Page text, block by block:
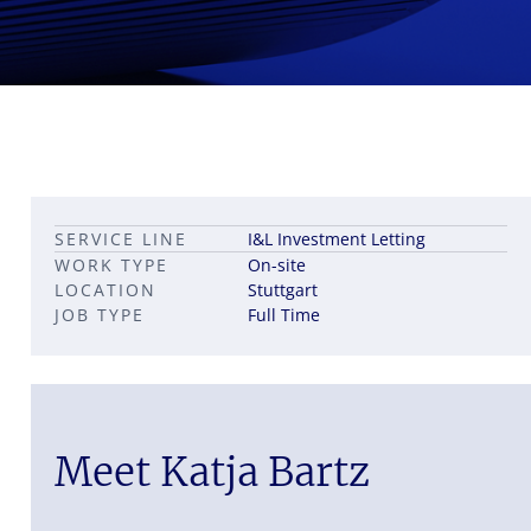
Career pathways in property
Leadership career pathways
Capital Markets roles
JOB TYPE Full Time
LOCATION Stuttgart
SERVICE LINE
I&L Investment Letting
WORK TYPE
On-site
Meet Katja Bartz